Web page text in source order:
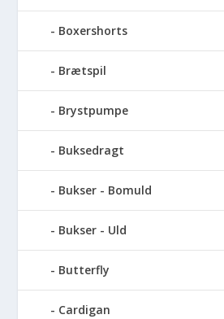
Boxershorts
Brætspil
Brystpumpe
Buksedragt
Bukser - Bomuld
Bukser - Uld
Butterfly
Cardigan